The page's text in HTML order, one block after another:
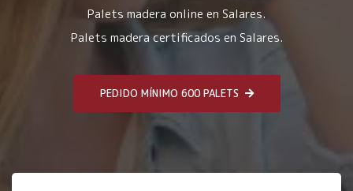
Palets madera online en Salares.
Palets madera certificados en Salares.
PEDIDO MÍNIMO 600 PALETS